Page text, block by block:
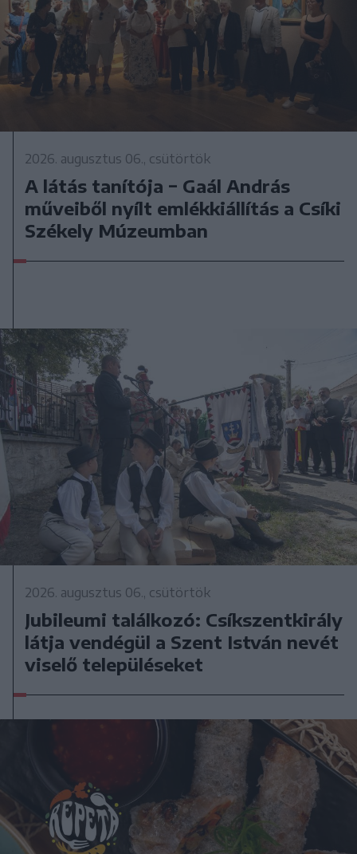
2026. augusztus 06., csütörtök
A látás tanítója − Gaál András
műveiből nyílt emlékkiállítás a Csíki
Székely Múzeumban
2026. augusztus 06., csütörtök
Jubileumi találkozó: Csíkszentkirály
látja vendégül a Szent István nevét
viselő településeket